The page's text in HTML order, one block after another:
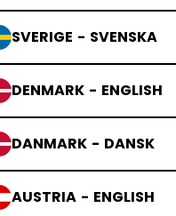
SVERIGE - SVENSKA
DENMARK - ENGLISH
DANMARK - DANSK
AUSTRIA - ENGLISH